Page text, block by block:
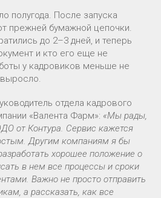
полугода. После запуска
прежней бумажной цепочки.
до 2–3 дней, и теперь
и кто его еще не
у кадровиков меньше не
отдела кадрового
«Валента Фарм»: «Мы рады,
от Контура. Сервис кажется
Другим компаниям я бы
хорошее положение о
в нем все процессы и сроки
Важно не просто отправить
а рассказать, как все